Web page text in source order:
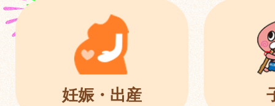
妊娠・出産